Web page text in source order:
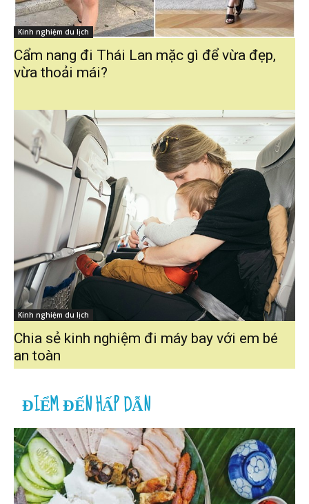
Kinh nghiệm du lịch
Cẩm nang đi Thái Lan mặc gì để vừa đẹp,
vừa thoải mái?
Kinh nghiệm du lịch
Chia sẻ kinh nghiệm đi máy bay với em bé
an toàn
ĐIỂM ĐẾN HẤP DẪN